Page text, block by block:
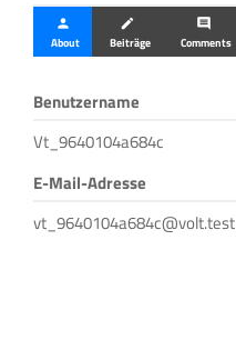
person
About
create
Beiträge
comment
Comments
Benutzername
Vt_9640104a684c
E-Mail-Adresse
vt_9640104a684c@volt.test